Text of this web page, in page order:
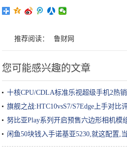
推荐阅读： 鲁财网
您可能感兴趣的文章
十核CPU/CDLA标准乐视超级手机2热销
旗舰之战:HTC10vsS7/S7Edge上手对比
努比亚Play系列开启预售六边形相机模
闲鱼50块钱入手诺基亚5230,就这配置,